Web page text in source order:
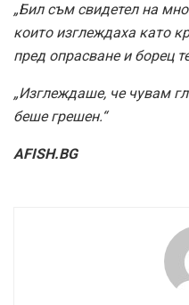
„Бил съм свидетел на
които изглеждаха като
пред опрасване и борец
„Изглеждаше, че чувам
беше грешен.“
AFISH.BG